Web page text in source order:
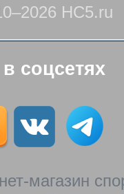
HC5.ru
соцсетях
магазин